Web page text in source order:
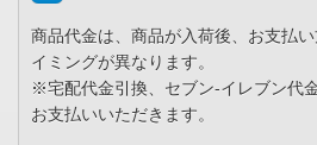
商品代金は、商品が入荷後、お支払
イミングが異なります。
※宅配代金引換、セブン-イレブン代
お支払いいただきます。